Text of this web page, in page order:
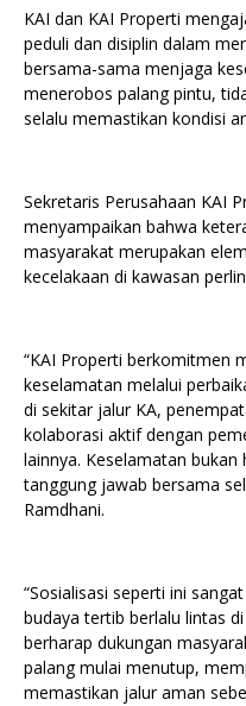
KAI dan KAI Properti
peduli dan disiplin dalam
bersama-sama menjaga
menerobos palang pintu,
selalu memastikan kondisi
Sekretaris Perusahaan KAI
menyampaikan bahwa
masyarakat merupakan
kecelakaan di kawasan
“KAI Properti berkomitmen
keselamatan melalui
di sekitar jalur KA,
kolaborasi aktif dengan
lainnya. Keselamatan
tanggung jawab bersama
Ramdhani.
“Sosialisasi seperti ini
budaya tertib berlalu lintas
berharap dukungan
palang mulai menutup,
memastikan jalur aman